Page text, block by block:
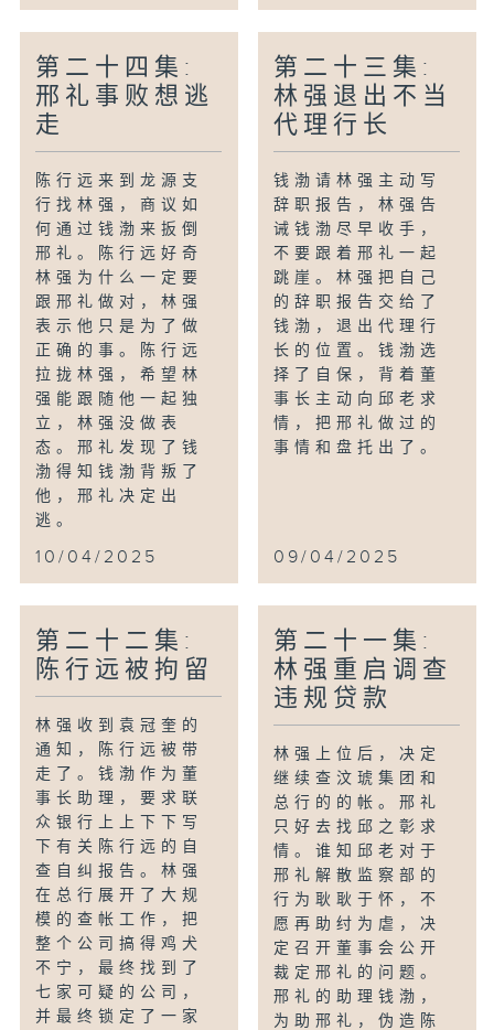
第二十四集:
邢礼事败想逃
走
陈行远来到龙源支
行找林强，商议如
何通过钱渤来扳倒
邢礼。陈行远好奇
林强为什么一定要
跟邢礼做对，林强
表示他只是为了做
正确的事。陈行远
拉拢林强，希望林
强能跟随他一起独
立，林强没做表
态。邢礼发现了钱
渤得知钱渤背叛了
他，邢礼决定出
逃。
10/04/2025
第二十三集:
林强退出不当
代理行长
钱渤请林强主动写
辞职报告，林强告
诫钱渤尽早收手，
不要跟着邢礼一起
跳崖。林强把自己
的辞职报告交给了
钱渤，退出代理行
长的位置。钱渤选
择了自保，背着董
事长主动向邱老求
情，把邢礼做过的
事情和盘托出了。
09/04/2025
第二十二集:
陈行远被拘留
林强收到袁冠奎的
通知，陈行远被带
走了。钱渤作为董
事长助理，要求联
众银行上上下下写
下有关陈行远的自
查自纠报告。林强
在总行展开了大规
模的查帐工作，把
整个公司搞得鸡犬
不宁，最终找到了
七家可疑的公司，
并最终锁定了一家
第二十一集:
林强重启调查
违规贷款
林强上位后，决定
继续查汶琥集团和
总行的的帐。邢礼
只好去找邱之彰求
情。谁知邱老对于
邢礼解散监察部的
行为耿耿于怀，不
愿再助纣为虐，决
定召开董事会公开
裁定邢礼的问题。
邢礼的助理钱渤，
为助邢礼，伪造陈